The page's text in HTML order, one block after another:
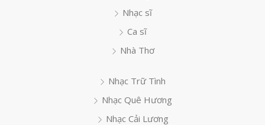
Nhạc sĩ
Ca sĩ
Nhà Thơ
Nhạc Trữ Tình
Nhạc Quê Hương
Nhạc Cải Lương